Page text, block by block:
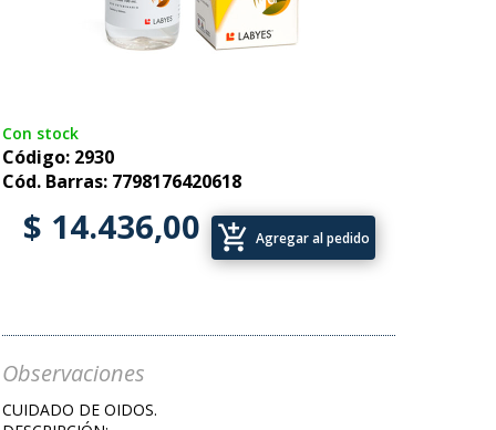
Con stock
Código: 2930
Cód. Barras: 7798176420618
$ 14.436,00 add_shopping_cart Agregar al pedido
Observaciones
CUIDADO DE OIDOS.